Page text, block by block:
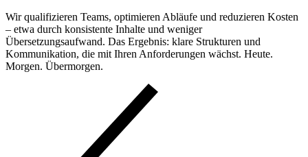
Wir qualifizieren Teams, optimieren Abläufe und reduzieren Kosten
– etwa durch konsistente Inhalte und weniger
Übersetzungsaufwand. Das Ergebnis: klare Strukturen und
Kommunikation, die mit Ihren Anforderungen wächst. Heute.
Morgen. Übermorgen.